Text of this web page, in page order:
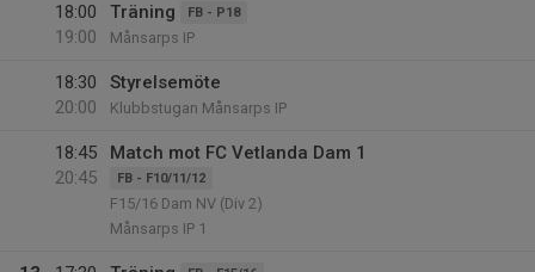
18:00
19:00
Träning FB - P18
Månsarps IP
18:30
20:00
Styrelsemöte
Klubbstugan Månsarps IP
18:45
20:45
Match mot FC Vetlanda Dam 1
FB - F10/11/12
F15/16 Dam NV (Div 2)
Månsarps IP 1